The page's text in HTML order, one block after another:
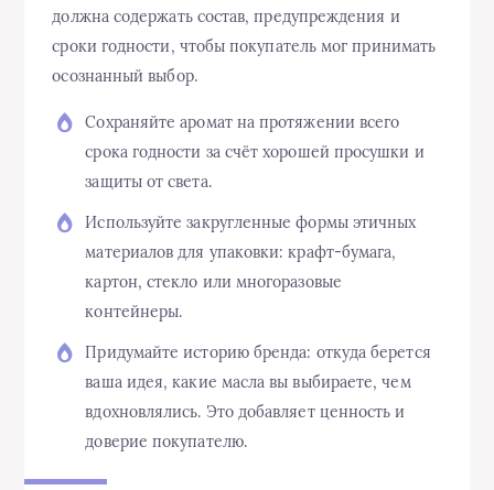
должна содержать состав, предупреждения и
сроки годности, чтобы покупатель мог принимать
осознанный выбор.
Сохраняйте аромат на протяжении всего
срока годности за счёт хорошей просушки и
защиты от света.
Используйте закругленные формы этичных
материалов для упаковки: крафт-бумага,
картон, стекло или многоразовые
контейнеры.
Придумайте историю бренда: откуда берется
ваша идея, какие масла вы выбираете, чем
вдохновлялись. Это добавляет ценность и
доверие покупателю.